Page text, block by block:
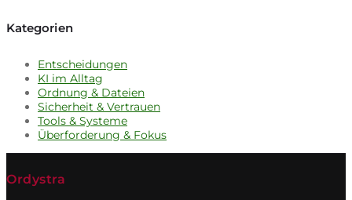
Kategorien
Entscheidungen
KI im Alltag
Ordnung & Dateien
Sicherheit & Vertrauen
Tools & Systeme
Überforderung & Fokus
Ordystra